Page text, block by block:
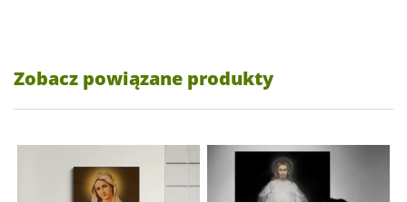
Zobacz powiązane produkty